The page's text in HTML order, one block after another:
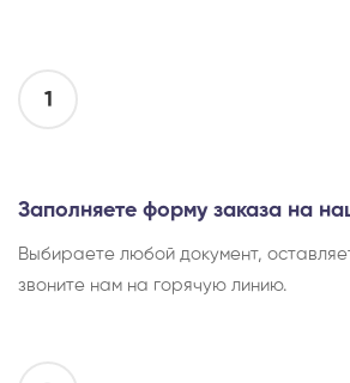
1
Заполняете форму заказа на
Выбираете любой документ,
звоните нам на горячую линию.